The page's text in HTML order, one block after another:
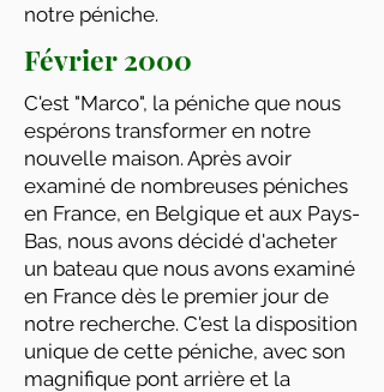
notre péniche.
Février2000
C'est "Marco", la péniche que nous
espérons transformer en notre
nouvelle maison. Après avoir
examiné de nombreuses péniches
en France, en Belgique et aux Pays-
Bas, nous avons décidé d'acheter
un bateau que nous avons examiné
en France dès le premier jour de
notre recherche. C'est la disposition
unique de cette péniche, avec son
magnifique pont arrière et la